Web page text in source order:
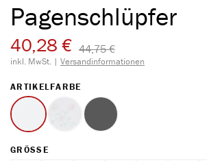
Pagenschlüpfer
40,28 € 44,75 €​
inkl. MwSt. | Versandinformationen
ARTIKELFARBE
weiss Druck
(Diese Option ist zurzeit nicht
schwarz
(Diese Option ist zurzeit
GRÖSSE AUSWÄHLEN